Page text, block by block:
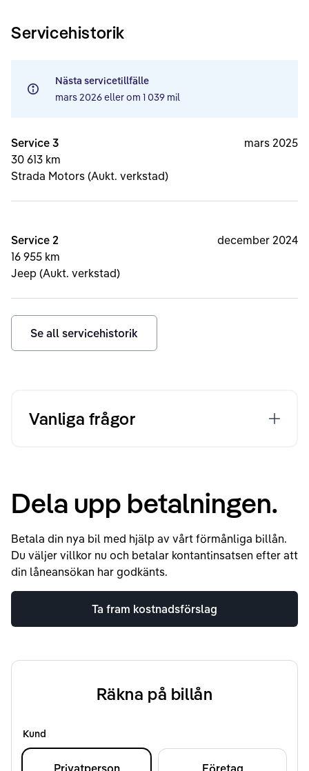
Servicehistorik
Nästa servicetillfälle
mars 2026eller om 1 039 mil
Service 3
30 613 km
Strada Motors (Aukt. verkstad)
mars 2025
Service 2
16 955 km
Jeep (Aukt. verkstad)
december 2024
Se all servicehistorik
Vanliga frågor
Dela upp betalningen.
Betala din nya bil med hjälp av vårt förmånliga billån.
Du väljer villkor nu och betalar kontantinsatsen efter att
din låneansökan har godkänts.
Ta fram kostnadsförslag
Räkna på billån
Kund